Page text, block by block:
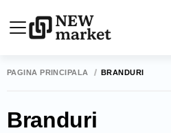
PAGINA PRINCIPALĂ BRANDURI
Branduri